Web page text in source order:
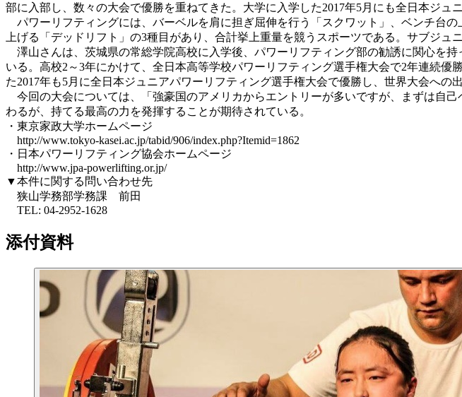
部に入部し、数々の大会で優勝を重ねてきた。大学に入学した2017年5月にも全日本ジ
パワーリフティングには、バーベルを肩に担ぎ屈伸を行う「スクワット」、ベンチ台
上げる「デッドリフト」の3種目があり、合計挙上重量を競うスポーツである。サブジュ
澤山さんは、茨城県の常総学院高校に入学後、パワーリフティング部の勧誘に関心を
いる。高校2～3年にかけて、全日本高等学校パワーリフティング選手権大会で2年連続
た2017年も5月に全日本ジュニアパワーリフティング選手権大会で優勝し、世界大会への
今回の大会については、「強豪国のアメリカからエントリーが多いですが、まずは自
わるが、持てる最高の力を発揮することが期待されている。
・東京家政大学ホームページ
http://www.tokyo-kasei.ac.jp/tabid/906/index.php?Itemid=1862
・日本パワーリフティング協会ホームページ
http://www.jpa-powerlifting.or.jp/
▼本件に関する問い合わせ先
狭山学務部学務課 前田
TEL: 04-2952-1628
添付資料